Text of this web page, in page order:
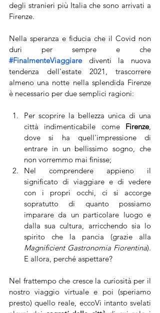
degli stranieri più Italia che sono arrivati a
Firenze.
Nella speranza e fiducia che il Covid non
#FinalmenteViaggiare diventi la nuova
tendenza dell'estate 2021, trascorrere
almeno una notte nella splendida Firenze
è necessario per due semplici ragioni:
Per scoprire la bellezza unica di una
città indimenticabile come Firenze,
dove si ha quell'impressione di
entrare in un bellissimo sogno, che
non vorremmo mai finisse;
Nel comprendere appieno il
significato di viaggiare e di vedere
con i propri occhi, ci si accorge
sopratutto di quanto possiamo
imparare da un particolare luogo e
dalla sua cultura, arricchendo sia lo
Magnificient Gastronomia Fiorentina).
E allora, perché aspettare?
Nel frattempo che cresce la curiosità per il
nostro viaggio virtuale e poi (speriamo
presto) quello reale, eccoVi intanto svelati